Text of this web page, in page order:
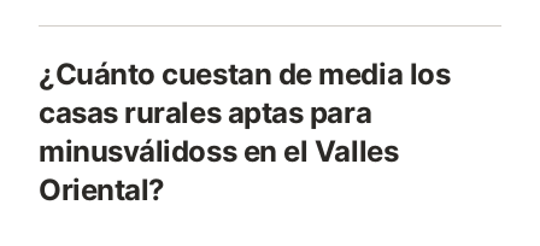
¿Cuánto cuestan de media los
casas rurales aptas para
minusválidoss en el Valles
Oriental?